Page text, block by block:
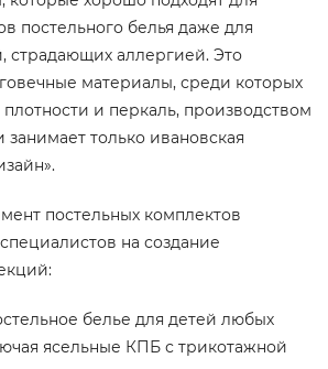
постельного белья даже для
аллергией. Это
материалы, среди которых
и перкаль, производством
занимает только ивановская
постельных комплектов
на создание
белье для детей любых
ясельные КПБ с трикотажной